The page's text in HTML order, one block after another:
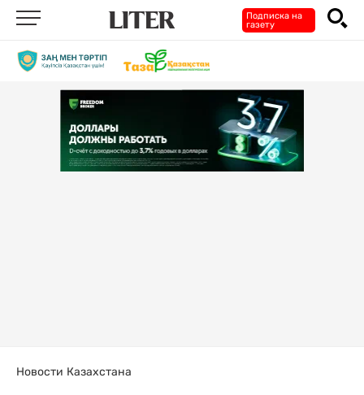
Подписка на
газету
Новости Казахстана